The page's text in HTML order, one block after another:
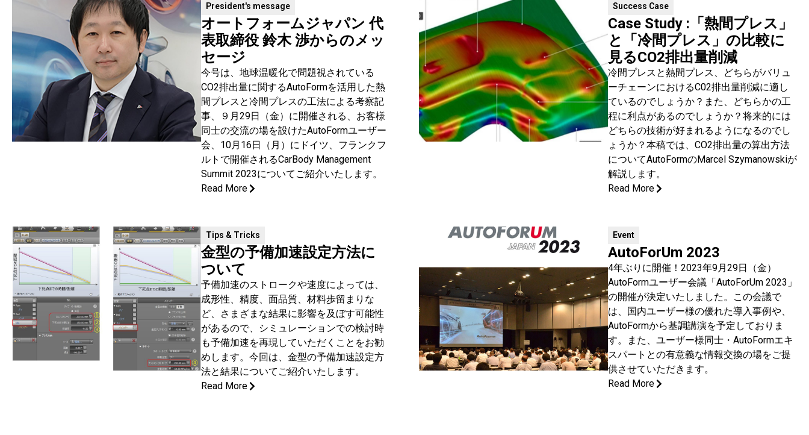
President's message
オートフォームジャパン 代
表取締役 鈴木 渉からのメッ
セージ
今号は、地球温暖化で問題視されている
CO2排出量に関するAutoFormを活用した熱
間プレスと冷間プレスの工法による考察記
事、９月29日（金）に開催される、お客様
同士の交流の場を設けたAutoFormユーザー
会、10月16日（月）にドイツ、フランクフ
ルトで開催されるCarBody Management
Summit 2023についてご紹介いたします。
Read More
Success Case
Case Study :「熱間プレス」
と「冷間プレス」の比較に
見るCO2排出量削減
冷間プレスと熱間プレス、どちらがバリュ
ーチェーンにおけるC02排出量削減に適し
ているのでしょうか？また、どちらかの工
程に利点があるのでしょうか？将来的には
どちらの技術が好まれるようになるのでし
ょうか？本稿では、CO2排出量の算出方法
についてAutoFormのMarcel Szymanowskiが
解説します。
Read More
Tips & Tricks
金型の予備加速設定方法に
ついて
予備加速のストロークや速度によっては、
成形性、精度、面品質、材料歩留まりな
ど、さまざまな結果に影響を及ぼす可能性
があるので、シミュレーションでの検討時
も予備加速を再現していただくことをお勧
めします。今回は、金型の予備加速設定方
法と結果についてご紹介いたします。
Read More
Event
AutoForUm 2023
4年ぶりに開催！2023年9月29日（金）
AutoFormユーザー会議「AutoForUm 2023」
の開催が決定いたしました。この会議で
は、国内ユーザー様の優れた導入事例や、
AutoFormから基調講演を予定しておりま
す。また、ユーザー様同士・AutoFormエキ
スパートとの有意義な情報交換の場をご提
供させていただきます。
Read More